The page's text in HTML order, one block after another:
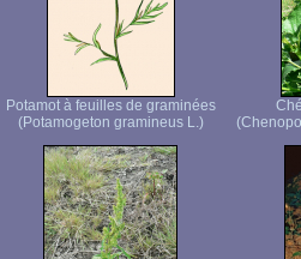
Potamot à feuilles de graminées
(Potamogeton gramineus L.)